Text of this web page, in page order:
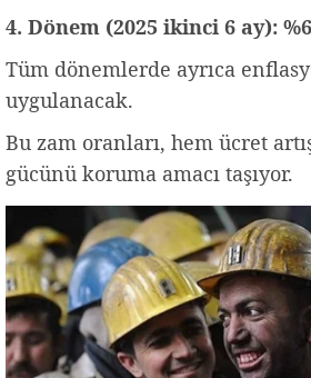
4. Dönem (2025 ikinci 6 ay):
Tüm dönemlerde ayrıca
uygulanacak.
Bu zam oranları, hem ücret
gücünü koruma amacı taşıyor.